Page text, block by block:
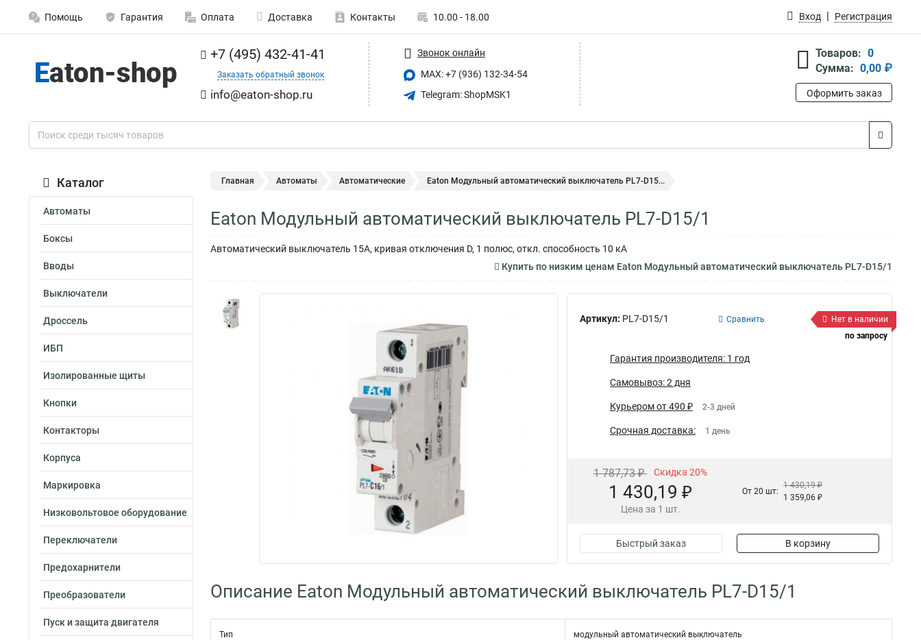
Помощь Гарантия Оплата Доставка Контакты 10.00 - 18.00 Вход Регистрация
+7 (495) 432-41-41
Заказать обратный звонок
info@eaton-shop.ru
Звонок онлайн
MAX: +7 (936) 132-34-54
Telegram: ShopMSK1
Товаров: 0
Сумма: 0,00 ₽
Оформить заказ
Каталог
Автоматы
Боксы
Вводы
Выключатели
Дроссель
ИБП
Изолированные щиты
Кнопки
Контакторы
Корпуса
Маркировка
Низковольтовое оборудование
Переключатели
Предохарнители
Преобразователи
Пуск и защита двигателя
Главная Автоматы Автоматические Eaton Модульный автоматический выключатель PL7-D15...
Eaton Модульный автоматический выключатель PL7-D15/1
Автоматический выключатель 15А, кривая отключения D, 1 полюс, откл. способность 10 кА
Купить по низким ценам Eaton Модульный автоматический выключатель PL7-D15/1
Артикул: PL7-D15/1 Сравнить
Нет в наличии
по запросу
Гарантия производителя: 1 год
Самовывоз: 2 дня
Курьером от 490 ₽ 2-3 дней
Срочная доставка: 1 день
1 787,73 ₽ Скидка 20%
1 430,19 ₽
Цена за 1 шт.
От 20 шт:
1 430,19 ₽
1 359,06 ₽
Быстрый заказ В корзину
Описание Eaton Модульный автоматический выключатель PL7-D15/1
Тип модульный автоматический выключатель